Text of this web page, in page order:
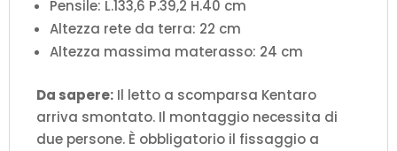
Pensile: L.133,6 P.39,2 H.40 cm
Altezza rete da terra: 22 cm
Altezza massima materasso: 24 cm
Da sapere: Il letto a scomparsa Kentaro
arriva smontato. Il montaggio necessita di
due persone. È obbligatorio il fissaggio a